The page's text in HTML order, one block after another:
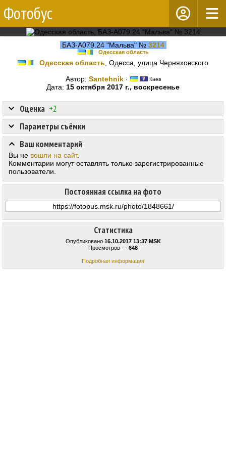
Фотобус
БАЗ-А079.24 "Мальва" № 3214
Одесская область
Одесская область , Одесса, улица Черняховского
Автор: Santehnik· Киев
Дата: 15 октября 2017 г., воскресенье
Статистика
Опубликовано 16.10.2017 13:37 MSK
Просмотров — 648
Подробная информация
Оценка +2
Постоянная ссылка на фото
Параметры съёмки
Ваш комментарий
Вы не вошли на сайт.
Комментарии могут оставлять только зарегистрированные
пользователи.